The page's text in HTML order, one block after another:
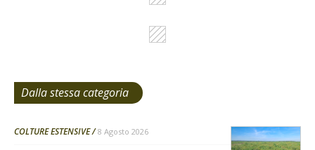
Dalla stessa categoria
COLTURE ESTENSIVE 8 Agosto 2026